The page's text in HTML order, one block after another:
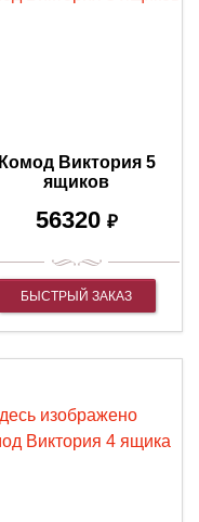
Комод Виктория 5
ящиков
56320 ₽
БЫСТРЫЙ ЗАКАЗ